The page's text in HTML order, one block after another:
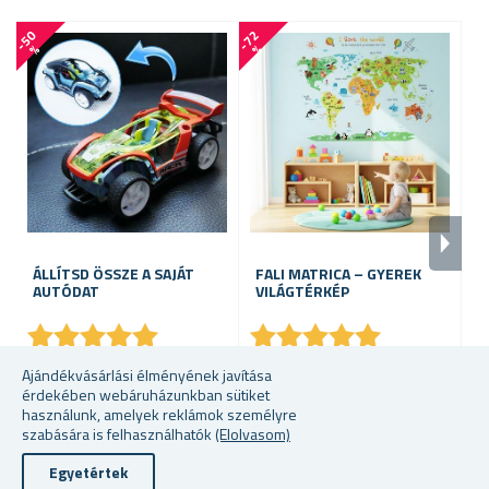
Ajándékvásárlási élményének javítása
érdekében webáruházunkban sütiket
használunk, amelyek reklámok személyre
szabására is felhasználhatók (Elolvasom)
Egyetértek
-
5
0
%
ÁLLÍTSD ÖSSZE A SAJÁT
AUTÓDAT
★★★★★
★★★★★
4494 Ft
raktáron
-
7
2
%
FALI MATRICA – GYEREK
VILÁGTÉRKÉP
★★★★★
★★★★★
995 Ft
raktáron